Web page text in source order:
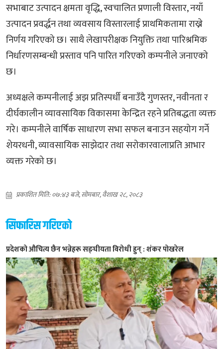
सभाबाट उत्पादन क्षमता वृद्धि, स्वचालित प्रणाली विस्तार, नयाँ
उत्पादन प्रवर्द्धन तथा व्यवसाय विस्तारलाई प्राथमिकतामा राख्ने
निर्णय गरिएको छ। साथै लेखापरीक्षक नियुक्ति तथा पारिश्रमिक
निर्धारणसम्बन्धी प्रस्ताव पनि पारित गरिएको कम्पनीले जनाएको
छ।
अध्यक्षले कम्पनीलाई अझ प्रतिस्पर्धी बनाउँदै गुणस्तर, नवीनता र
दीर्घकालीन व्यावसायिक विकासमा केन्द्रित रहने प्रतिबद्धता व्यक्त
गरे। कम्पनीले वार्षिक साधारण सभा सफल बनाउन सहयोग गर्ने
शेयरधनी, व्यावसायिक साझेदार तथा सरोकारवालाप्रति आभार
व्यक्त गरेको छ।
प्रकाशित मिति: ०७:४३ बजे, सोमबार, वैशाख २८, २०८३
सिफारिस गरिएको
प्रदेशको औचित्य छैन भन्नेहरू सङ्घीयता विरोधी हुन् : शंकर पोखरेल